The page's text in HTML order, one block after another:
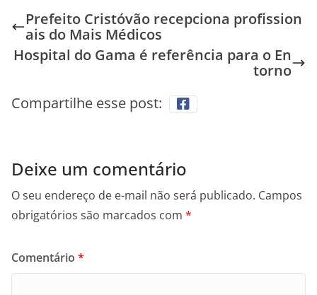
Prefeito Cristóvão recepciona profission
ais do Mais Médicos
Hospital do Gama é referência para o En
torno
Compartilhe esse post:
Deixe um comentário
O seu endereço de e-mail não será publicado. Campos
obrigatórios são marcados com *
Comentário *